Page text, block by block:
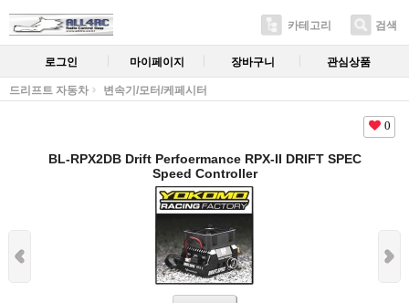
카테고리 검색
로그인 마이페이지 장바구니 관심상품
드리프트 자동차 변속기/모터/케페시터
0
BL-RPX2DB Drift Perfoermance RPX-II DRIFT SPEC
Speed Controller